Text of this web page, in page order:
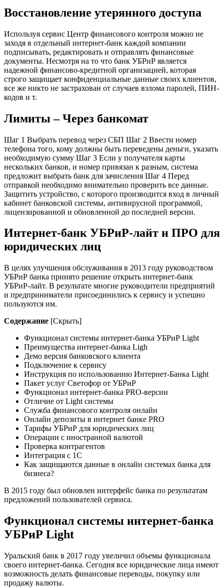
Восстановление утерянного доступа
Используя сервис Центр финансового контроля можно не
заходя в отдельный интернет-банк каждой компании
подписывать, редактировать и отправлять финансовые
документы. Несмотря на то что банк УБРиР является
надежной финансово-кредитной организацией, которая
строго защищает конфиденциальные данные своих клиентов,
все же никто не застрахован от случаев взлома паролей, ПИН-
кодов и т.
Лимиты – Через банкомат
Шаг 1 Выбрать перевод через СБП Шаг 2 Ввести номер
телефона того, кому должны быть переведены деньги, указать
необходимую сумму Шаг 3 Если у получателя карты
нескольких банков, и номер привязан к разным, система
предложит выбрать банк для зачисления Шаг 4 Перед
отправкой необходимо внимательно проверить все данные.
Защитить устройство, с которого производится вход в личный
кабинет банковской системы, антивирусной программой,
лицензированной и обновленной до последней версии.
Интернет-банк УБРиР-лайт и ПРО для
юридических лиц
В целях улучшения обслуживания в 2013 году руководством
УБРиР банка принято решение открыть интернет-банк
УБРиР-лайт. В результате многие руководители предприятий
и предприниматели присоединились к сервису и успешно
пользуются им.
Содержание [Скрыть]
Функционал системы интернет-банка УБРиР Light
Преимущества интернет-банка Ligh
Демо версия банковского клиента
Подключение к сервису
Инструкция по использованию Интернет-Банка Light
Пакет услуг Светофор от УБРиР
Функционал интернет-банка PRO-версии
Отличие от Light системы
Служба финансового контроля онлайн
Онлайн депозиты в интернет банке PRO
Тарифы УБРиР для юридических лиц
Операции с иностранной валютой
Проверка контрагентов
Интеграция с 1С
Как защищаются данные в онлайн системах банка для
бизнеса?
В 2015 году был обновлен интерфейс банка по результатам
предложений пользователей сервиса.
Функционал системы интернет-банка
УБРиР Light
Уральский банк в 2017 году увеличил объемы функционала
своего интернет-банка. Сегодня все юридические лица имеют
возможность делать финансовые переводы, покупку или
продажу валюты.